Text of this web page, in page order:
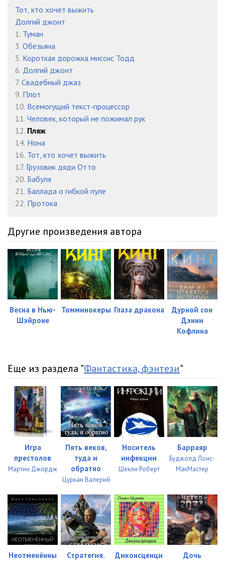
Тот, кто хочет выжить
Долгий джонт
1. Туман
3. Обезьяна
5. Короткая дорожка миссис Тодд
6. Долгий джонт
7. Свадебный джаз
9. Плот
10. Всемогущий текст-процессор
11. Человек, который не пожимал рук
12. Пляж
14. Нона
16. Тот, кто хочет выжить
17. Грузовик дяди Отто
20. Бабуля
21. Баллада о гибкой пуле
22. Протока
Другие произведения автора
Весна в Нью-
Шэйроне
Томминокеры Глаза дракона
Дурной сон
Дэнни
Кофлина
Еще из раздела "Фантастика, фэнтези"
Игра
престолов
Мартин Джордж
Пять веков,
туда и
обратно
Цуркан Валерий
Носитель
инфекции
Шекли Роберт
Барраяр
Буджолд Лоис-
МакМастер
Неотменённы
Стратегия.
Диконсценци
Дочь